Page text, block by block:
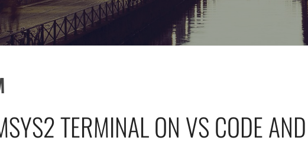
TERMINAL ON VS CODE AND